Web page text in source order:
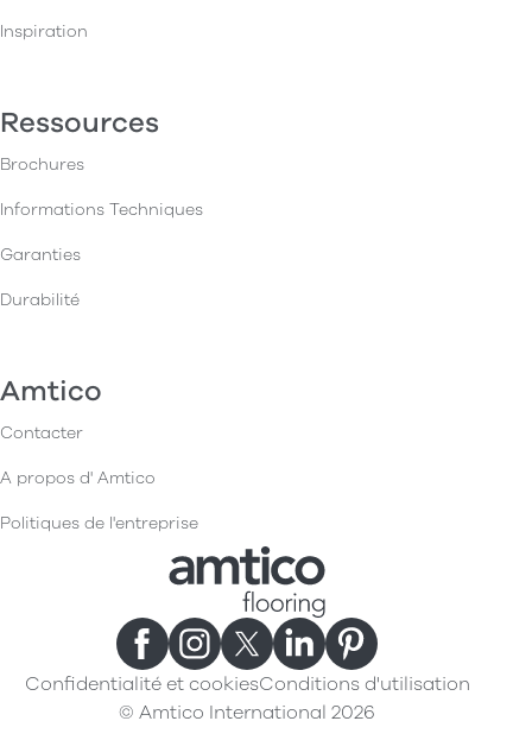
Inspiration
Ressources
Brochures
Informations Techniques
Garanties
Durabilité
Amtico
Contacter
A propos d' Amtico
Politiques de l'entreprise
Confidentialité et cookiesConditions d'utilisation
© Amtico International 2026